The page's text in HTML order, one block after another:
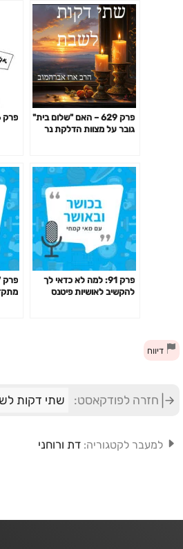
פרק 629 – האם "שלום בית"
גובר על מצוות הדלקת נר
פרק 6 – חשיבה הפוכה
פרק 91: למה לא כדאי לך
להקשיב לאושיות פיטנס
דיווח
חזרה לפודקאסט: שתי דקות
למעבר לקטגוריה: דת ורוחני